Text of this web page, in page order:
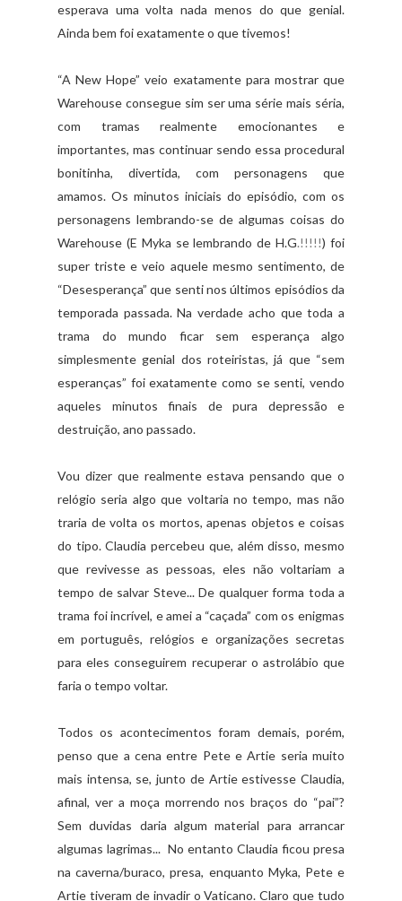
esperava uma volta nada menos do que genial.
Ainda bem foi exatamente o que tivemos!
“A New Hope” veio exatamente para mostrar que
Warehouse consegue sim ser uma série mais séria,
com tramas realmente emocionantes e
importantes, mas continuar sendo essa procedural
bonitinha, divertida, com personagens que
amamos. Os minutos iniciais do episódio, com os
personagens lembrando-se de algumas coisas do
Warehouse (E Myka se lembrando de H.G.!!!!!) foi
super triste e veio aquele mesmo sentimento, de
“Desesperança” que senti nos últimos episódios da
temporada passada. Na verdade acho que toda a
trama do mundo ficar sem esperança algo
simplesmente genial dos roteiristas, já que “sem
esperanças” foi exatamente como se senti, vendo
aqueles minutos finais de pura depressão e
destruição, ano passado.
Vou dizer que realmente estava pensando que o
relógio seria algo que voltaria no tempo, mas não
traria de volta os mortos, apenas objetos e coisas
do tipo. Claudia percebeu que, além disso, mesmo
que revivesse as pessoas, eles não voltariam a
tempo de salvar Steve... De qualquer forma toda a
trama foi incrível, e amei a “caçada” com os enigmas
em português, relógios e organizações secretas
para eles conseguirem recuperar o astrolábio que
faria o tempo voltar.
Todos os acontecimentos foram demais, porém,
penso que a cena entre Pete e Artie seria muito
mais intensa, se, junto de Artie estivesse Claudia,
afinal, ver a moça morrendo nos braços do “pai”?
Sem duvidas daria algum material para arrancar
algumas lagrimas... No entanto Claudia ficou presa
na caverna/buraco, presa, enquanto Myka, Pete e
Artie tiveram de invadir o Vaticano. Claro que tudo